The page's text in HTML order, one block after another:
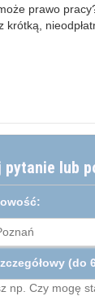
prawo
pytanie lub
(do